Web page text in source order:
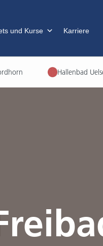
und Kurse Karriere
Hallenbad